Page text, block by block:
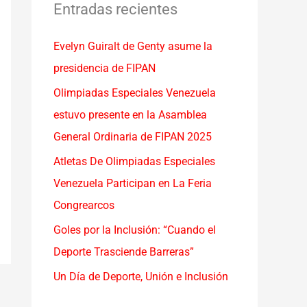
a
p
o
r
:
Entradas recientes
Evelyn Guiralt de Genty asume la
presidencia de FIPAN
Olimpiadas Especiales Venezuela
estuvo presente en la Asamblea
General Ordinaria de FIPAN 2025
Atletas De Olimpiadas Especiales
Venezuela Participan en La Feria
Congrearcos
Goles por la Inclusión: “Cuando el
Deporte Trasciende Barreras”
Un Día de Deporte, Unión e Inclusión